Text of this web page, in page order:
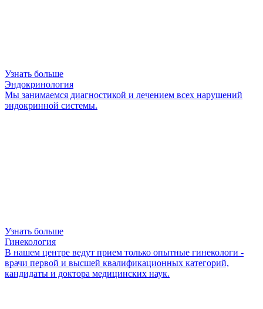
Узнать больше
Эндокринология
Мы занимаемся диагностикой и лечением всех нарушений
эндокринной системы.
Узнать больше
Гинекология
В нашем центре ведут прием только опытные гинекологи -
врачи первой и высшей квалификационных категорий,
кандидаты и доктора медицинских наук.